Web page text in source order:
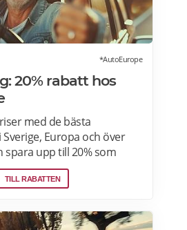
*AutoEurope
20% rabatt hos
med de bästa
Europa och över
spara upp till 20% som
speciella priser på Auto
TILL RABATTEN